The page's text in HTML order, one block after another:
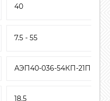
40
7.5 - 55
АЭП40-036-54КП-21П
18.5